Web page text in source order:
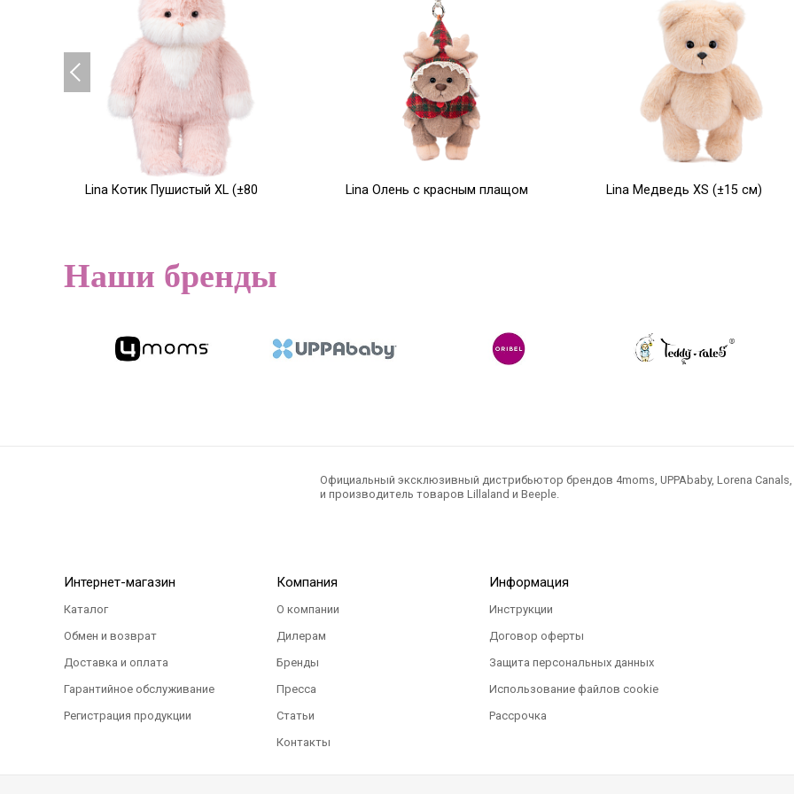
Lina Котик Пушистый XL (±80
Lina Олень с красным плащом
Lina Медведь XS (±15 см)
Наши бренды
Официальный эксклюзивный дистрибьютор брендов 4moms, UPPAbaby, Lorena
и производитель товаров Lillaland и Beeple.
Интернет-магазин
Каталог
Обмен и возврат
Доставка и оплата
Гарантийное обслуживание
Регистрация продукции
Компания
О компании
Дилерам
Бренды
Пресса
Статьи
Контакты
Информация
Инструкции
Договор оферты
Защита персональных данных
Использование файлов cookie
Рассрочка